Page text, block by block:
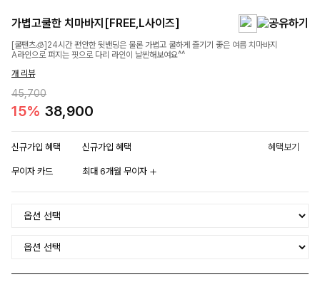
가볍고쿨한 치마바지[FREE,L사이즈]
[쿨팬츠🧊]24시간 편안한 뒷밴딩은 물론 가볍고 쿨하게 즐기기 좋은 여름 치마바지
A라인으로 퍼지는 핏으로 다리 라인이 날씬해보여요^^
개 리뷰
45,700
15% 38,900
신규가입 혜택 신규가입 혜택 혜택보기
무이자 카드 최대 6개월 무이자